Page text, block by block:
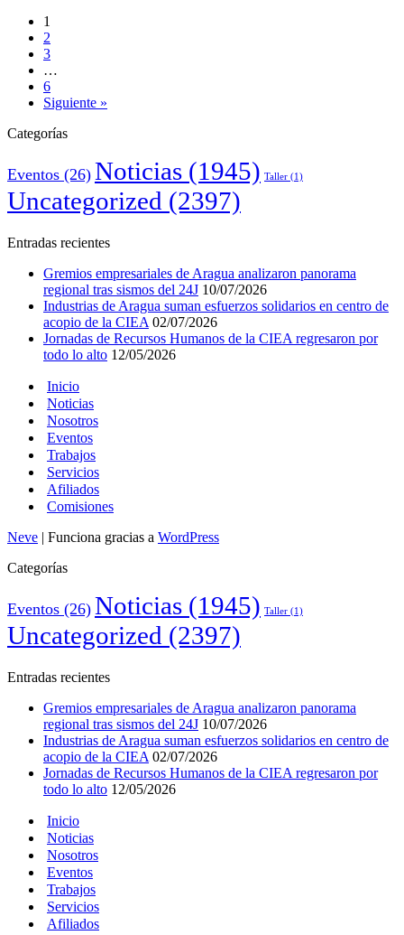
1
2
3
…
6
Siguiente »
Categorías
Eventos (26) Noticias (1945) Taller (1)
Uncategorized (2397)
Entradas recientes
Gremios empresariales de Aragua analizaron panorama
regional tras sismos del 24J 10/07/2026
Industrias de Aragua suman esfuerzos solidarios en centro de
acopio de la CIEA 02/07/2026
Jornadas de Recursos Humanos de la CIEA regresaron por
todo lo alto 12/05/2026
Inicio
Noticias
Nosotros
Eventos
Trabajos
Servicios
Afiliados
Comisiones
Neve | Funciona gracias a WordPress
Categorías
Eventos (26) Noticias (1945) Taller (1)
Uncategorized (2397)
Entradas recientes
Gremios empresariales de Aragua analizaron panorama
regional tras sismos del 24J 10/07/2026
Industrias de Aragua suman esfuerzos solidarios en centro de
acopio de la CIEA 02/07/2026
Jornadas de Recursos Humanos de la CIEA regresaron por
todo lo alto 12/05/2026
Inicio
Noticias
Nosotros
Eventos
Trabajos
Servicios
Afiliados